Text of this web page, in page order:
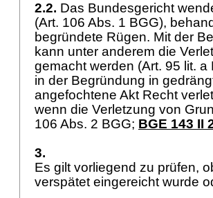
2.2. Das Bundesgericht
(Art. 106 Abs. 1 BGG),
begründete Rügen. Mit der
kann unter anderem die
gemacht werden (Art. 95 lit. a
in der Begründung in
angefochtene Akt Recht
wenn die Verletzung von
106 Abs. 2 BGG; BGE 143 II
3.
Es gilt vorliegend zu prüfen,
verspätet eingereicht wurde